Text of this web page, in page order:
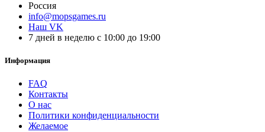
Россия
info@mopsgames.ru
Наш VK
7 дней в неделю с 10:00 до 19:00
Информация
FAQ
Контакты
О нас
Политики конфиденциальности
Желаемое